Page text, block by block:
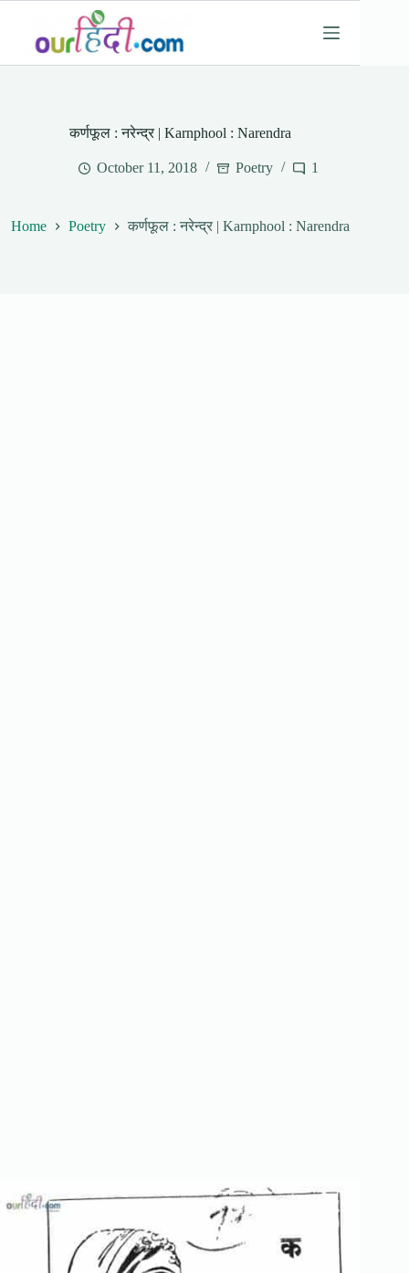
content
कर्णफूल : नरेन्द्र | Karnphool : Narendra
October 11, 2018 Poetry 1
Home Poetry कर्णफूल : नरेन्द्र | Karnphool : Narendra